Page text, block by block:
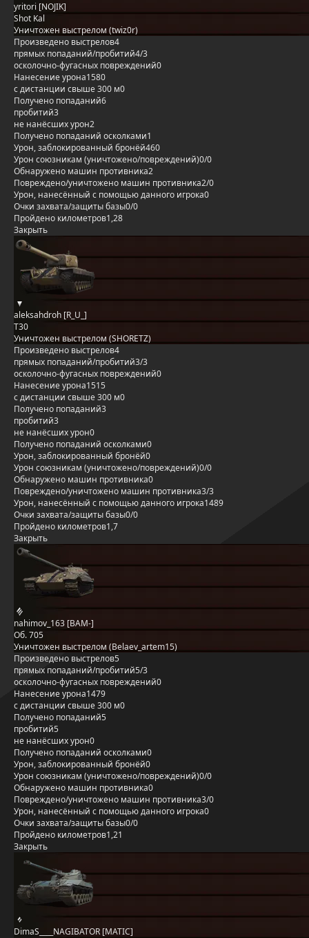
yritori [NOJIK]
Shot Kal
Уничтожен выстрелом (twiz0r)
Произведено выстрелов4
прямых попаданий/пробитий4/3
осколочно-фугасных повреждений0
Нанесение урона1580
с дистанции свыше 300 м0
Получено попаданий6
пробитий3
не нанёсших урон2
Получено попаданий осколками1
Урон, заблокированный бронёй460
Урон союзникам (уничтожено/повреждений)0/0
Обнаружено машин противника2
Повреждено/уничтожено машин противника2/0
Урон, нанесённый с помощью данного игрока0
Очки захвата/защиты базы0/0
Пройдено километров1,28
Закрыть
aleksahdroh [R_U_]
T30
Уничтожен выстрелом (SHORETZ)
Произведено выстрелов4
прямых попаданий/пробитий3/3
осколочно-фугасных повреждений0
Нанесение урона1515
с дистанции свыше 300 м0
Получено попаданий3
пробитий3
не нанёсших урон0
Получено попаданий осколками0
Урон, заблокированный бронёй0
Урон союзникам (уничтожено/повреждений)0/0
Обнаружено машин противника0
Повреждено/уничтожено машин противника3/3
Урон, нанесённый с помощью данного игрока1489
Очки захвата/защиты базы0/0
Пройдено километров1,7
Закрыть
nahimov_163 [BAM-]
Об. 705
Уничтожен выстрелом (Belaev_artem15)
Произведено выстрелов5
прямых попаданий/пробитий5/3
осколочно-фугасных повреждений0
Нанесение урона1479
с дистанции свыше 300 м0
Получено попаданий5
пробитий5
не нанёсших урон0
Получено попаданий осколками0
Урон, заблокированный бронёй0
Урон союзникам (уничтожено/повреждений)0/0
Обнаружено машин противника0
Повреждено/уничтожено машин противника3/0
Урон, нанесённый с помощью данного игрока0
Очки захвата/защиты базы0/0
Пройдено километров1,21
Закрыть
DimaS____NAGIBATOR [MATIC]